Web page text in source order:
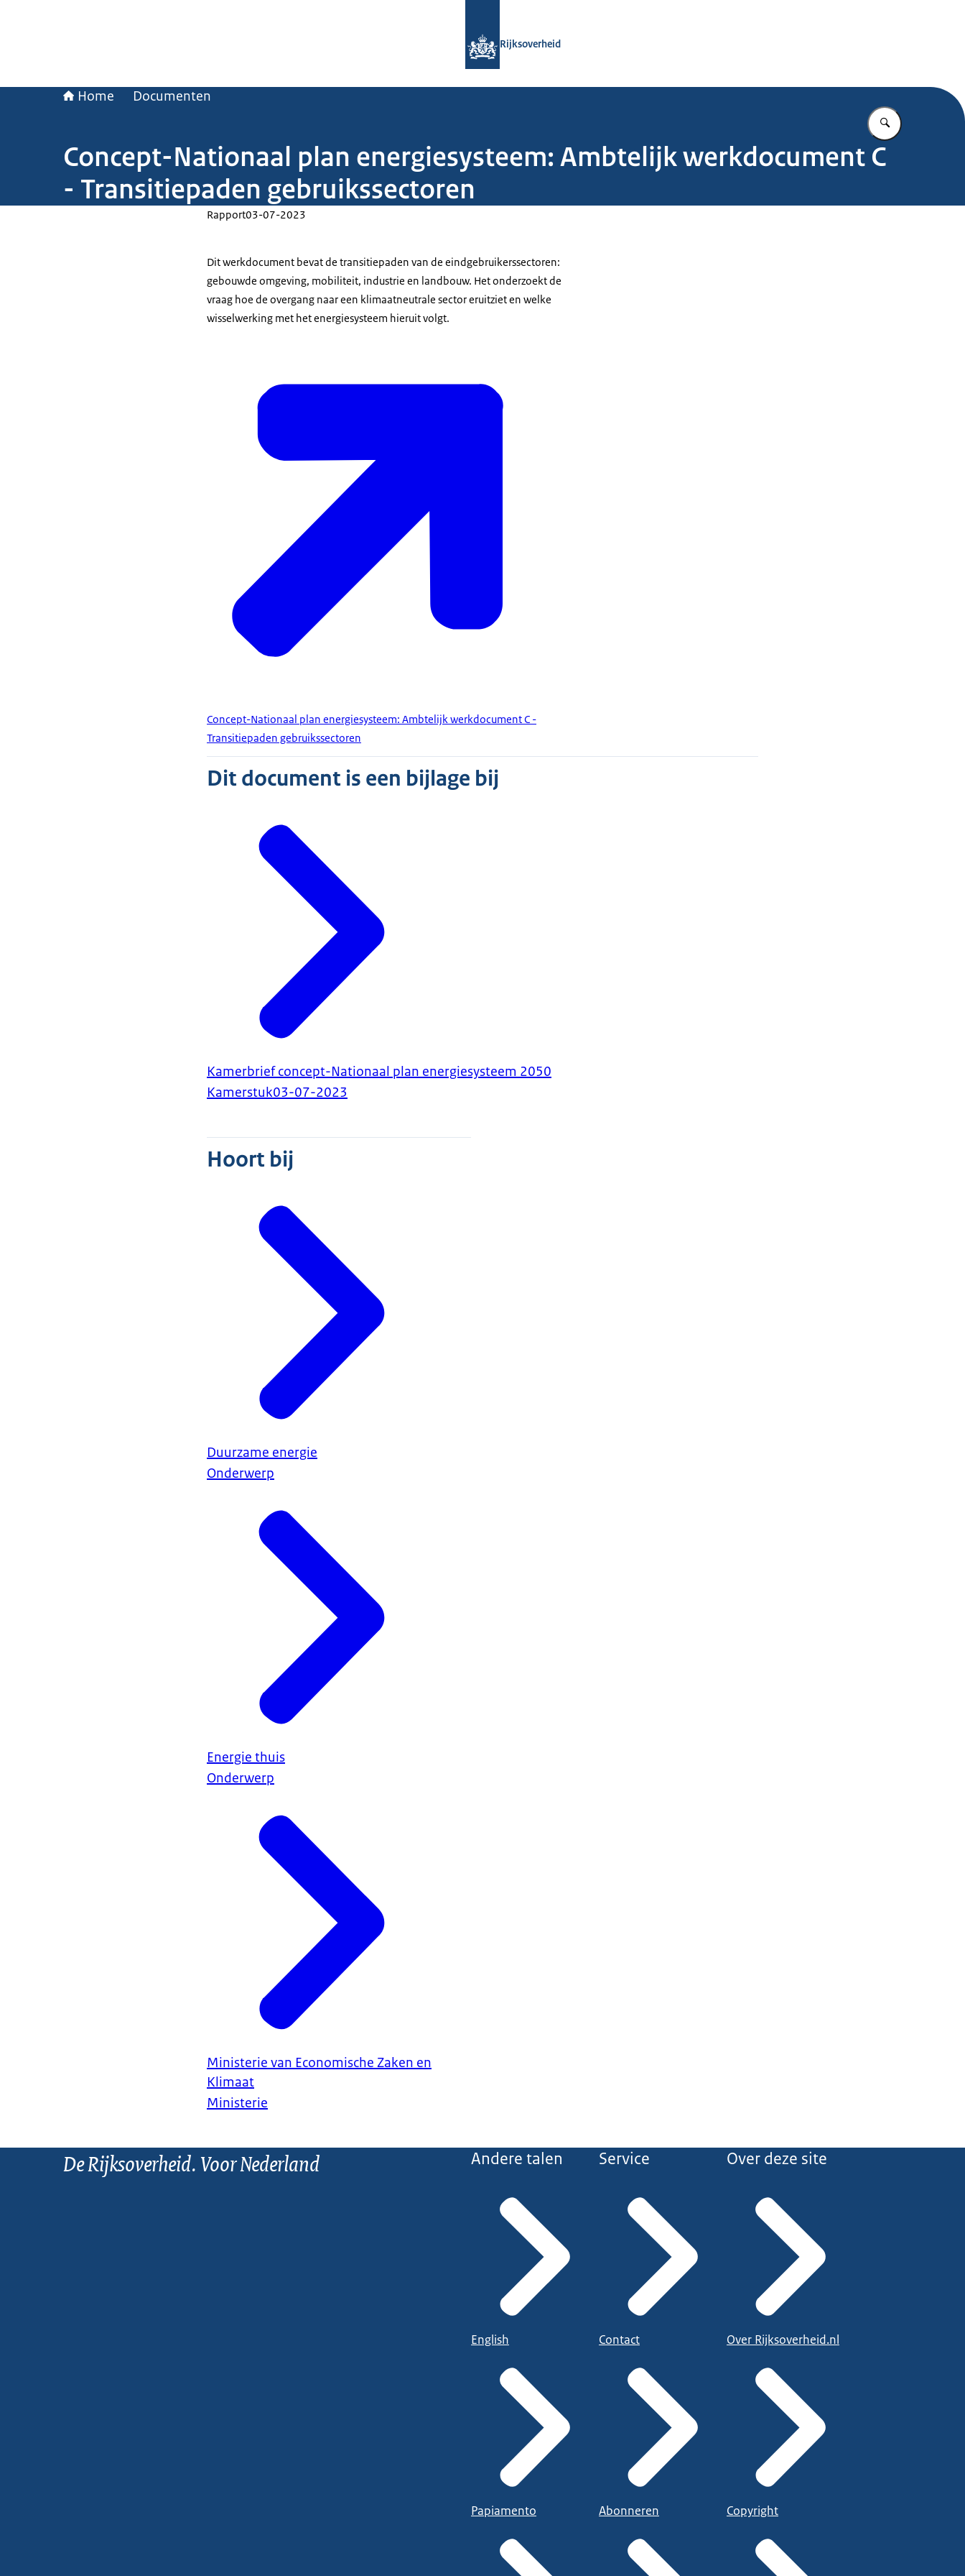
Rijksoverheid
Home Documenten
Vul in wat u
Concept-Nationaal plan energiesysteem: Ambtelijk werkdocument C
- Transitiepaden gebruikssectoren
Rapport03-07-2023
Dit werkdocument bevat de transitiepaden van de eindgebruikerssectoren:
gebouwde omgeving, mobiliteit, industrie en landbouw. Het onderzoekt de
vraag hoe de overgang naar een klimaatneutrale sector eruitziet en welke
wisselwerking met het energiesysteem hieruit volgt.
Concept-Nationaal plan energiesysteem: Ambtelijk werkdocument C -
Transitiepaden gebruikssectoren
Dit document is een bijlage bij
Kamerbrief concept-Nationaal plan energiesysteem 2050
Kamerstuk03-07-2023
Hoort bij
Duurzame energie
Onderwerp
Energie thuis
Onderwerp
Ministerie van Economische Zaken en
Klimaat
Ministerie
De Rijksoverheid. Voor Nederland Andere talen
English
Papiamento
Service
Contact
Abonneren
Over deze site
Over Rijksoverheid.nl
Copyright